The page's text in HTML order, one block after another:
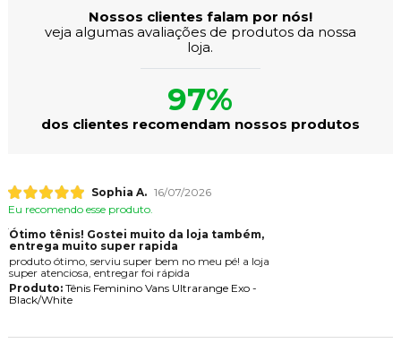
Nossos clientes falam por nós!
veja algumas avaliações de produtos da nossa
loja.
97%
dos clientes recomendam nossos produtos
Sophia A. 16/07/2026
Eu recomendo esse produto.
Ótimo tênis! Gostei muito da loja também,
entrega muito super rapida
produto ótimo, serviu super bem no meu pé! a loja
super atenciosa, entregar foi rápida
Produto:Tênis Feminino Vans Ultrarange Exo -
Black/White